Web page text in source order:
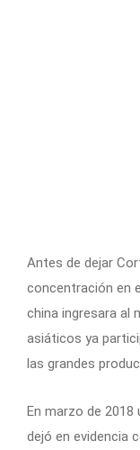
Antes de dejar
concentración en
china ingresara al
asiáticos ya
las grandes
En marzo de
dejó en evidencia